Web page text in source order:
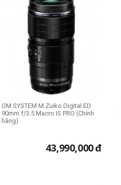
OM SYSTEM M.Zuiko Digital ED
90mm f/3.5 Macro IS PRO (Chính
hãng)
43,990,000đ